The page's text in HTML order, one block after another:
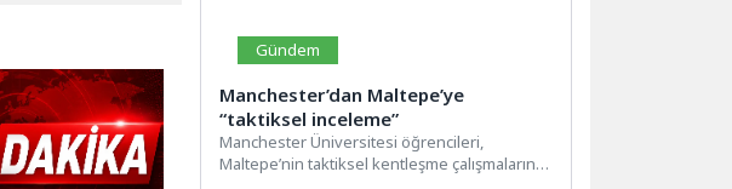
Gündem
Manchester’dan Maltepe’ye
“taktiksel inceleme”
Manchester Üniversitesi öğrencileri,
Maltepe’nin taktiksel kentleşme çalışmalarını